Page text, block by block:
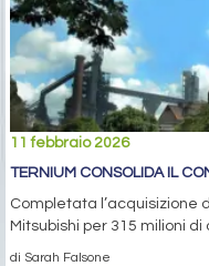
11 febbraio 2026
TERNIUM CONSOLIDA IL
Completata l’acquisizione
Mitsubishi per 315 milioni di
di Sarah Falsone